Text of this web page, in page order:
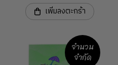
เพิ่มลงตะกร้า
จำนวน
จำกัด